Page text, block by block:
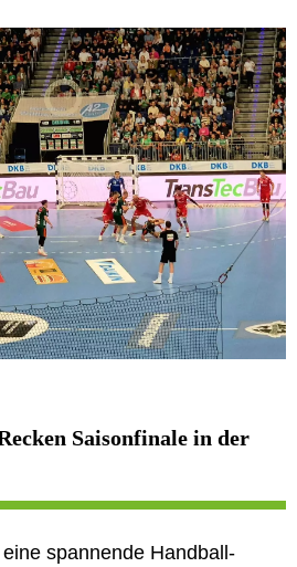
Saisonfinale in der
spannende Handball-